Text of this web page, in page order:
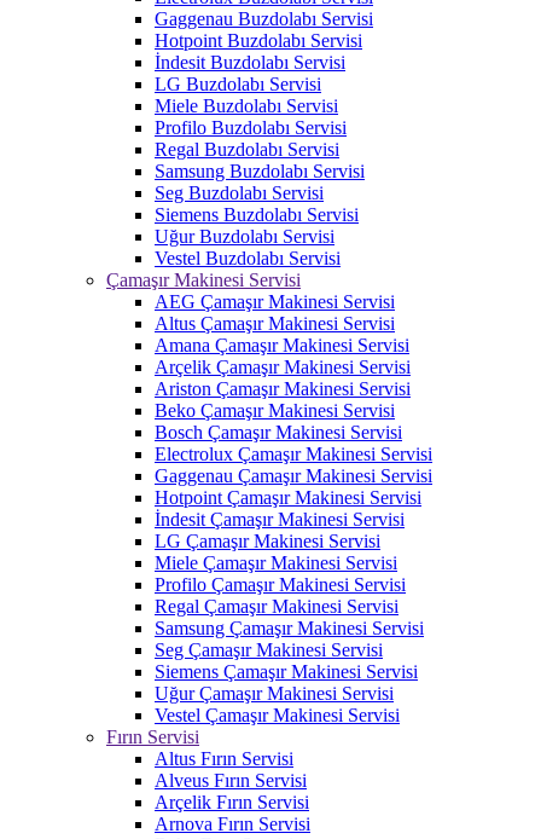
Gaggenau Buzdolabı Servisi
Hotpoint Buzdolabı Servisi
İndesit Buzdolabı Servisi
LG Buzdolabı Servisi
Miele Buzdolabı Servisi
Profilo Buzdolabı Servisi
Regal Buzdolabı Servisi
Samsung Buzdolabı Servisi
Seg Buzdolabı Servisi
Siemens Buzdolabı Servisi
Uğur Buzdolabı Servisi
Vestel Buzdolabı Servisi
Çamaşır Makinesi Servisi
AEG Çamaşır Makinesi Servisi
Altus Çamaşır Makinesi Servisi
Amana Çamaşır Makinesi Servisi
Arçelik Çamaşır Makinesi Servisi
Ariston Çamaşır Makinesi Servisi
Beko Çamaşır Makinesi Servisi
Bosch Çamaşır Makinesi Servisi
Electrolux Çamaşır Makinesi Servisi
Gaggenau Çamaşır Makinesi Servisi
Hotpoint Çamaşır Makinesi Servisi
İndesit Çamaşır Makinesi Servisi
LG Çamaşır Makinesi Servisi
Miele Çamaşır Makinesi Servisi
Profilo Çamaşır Makinesi Servisi
Regal Çamaşır Makinesi Servisi
Samsung Çamaşır Makinesi Servisi
Seg Çamaşır Makinesi Servisi
Siemens Çamaşır Makinesi Servisi
Uğur Çamaşır Makinesi Servisi
Vestel Çamaşır Makinesi Servisi
Fırın Servisi
Altus Fırın Servisi
Alveus Fırın Servisi
Arçelik Fırın Servisi
Arnova Fırın Servisi